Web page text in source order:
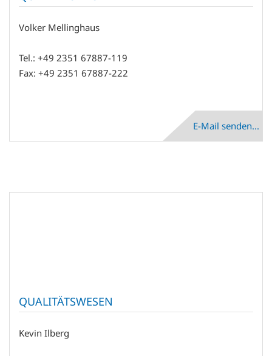
Volker Mellinghaus
Tel.: +49 2351 67887-119
Fax: +49 2351 67887-222
E-Mail senden...
QUALITÄTSWESEN
Kevin Ilberg